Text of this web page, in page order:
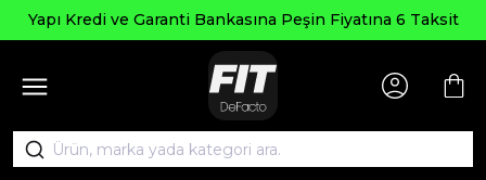
Yapı Kredi ve Garanti Bankasına Peşin Fiyatına 6 Taksit